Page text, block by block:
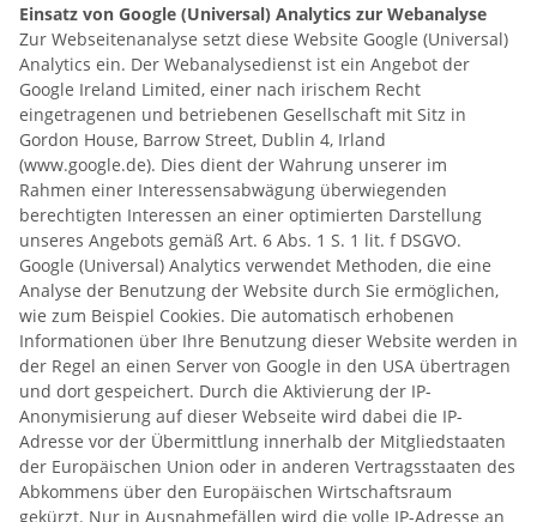
Einsatz von Google (Universal) Analytics zur Webanalyse
Zur Webseitenanalyse setzt diese Website Google (Universal)
Analytics ein. Der Webanalysedienst ist ein Angebot der
Google Ireland Limited, einer nach irischem Recht
eingetragenen und betriebenen Gesellschaft mit Sitz in
Gordon House, Barrow Street, Dublin 4, Irland
(www.google.de). Dies dient der Wahrung unserer im
Rahmen einer Interessensabwägung überwiegenden
berechtigten Interessen an einer optimierten Darstellung
unseres Angebots gemäß Art. 6 Abs. 1 S. 1 lit. f DSGVO.
Google (Universal) Analytics verwendet Methoden, die eine
Analyse der Benutzung der Website durch Sie ermöglichen,
wie zum Beispiel Cookies. Die automatisch erhobenen
Informationen über Ihre Benutzung dieser Website werden in
der Regel an einen Server von Google in den USA übertragen
und dort gespeichert. Durch die Aktivierung der IP-
Anonymisierung auf dieser Webseite wird dabei die IP-
Adresse vor der Übermittlung innerhalb der Mitgliedstaaten
der Europäischen Union oder in anderen Vertragsstaaten des
Abkommens über den Europäischen Wirtschaftsraum
gekürzt. Nur in Ausnahmefällen wird die volle IP-Adresse an